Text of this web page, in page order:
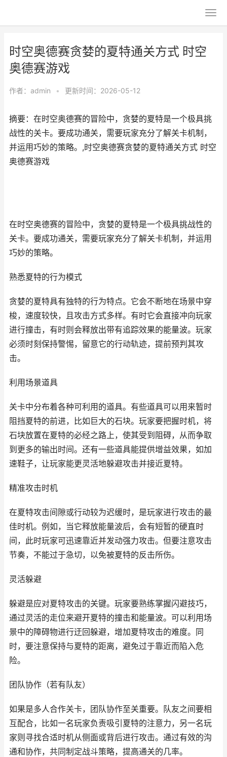
时空奥德赛贪婪的夏特通关方式 时空
奥德赛游戏
作者： admin • 更新时间：2026-05-12
摘要：在时空奥德赛的冒险中，贪婪的夏特是一个极具挑
战性的关卡。要成功通关，需要玩家充分了解关卡机制，
并运用巧妙的策略。,时空奥德赛贪婪的夏特通关方式 时空
奥德赛游戏
在时空奥德赛的冒险中，贪婪的夏特是一个极具挑战性的
关卡。要成功通关，需要玩家充分了解关卡机制，并运用
巧妙的策略。
熟悉夏特的行为模式
贪婪的夏特具有独特的行为特点。它会不断地在场景中穿
梭，速度较快，且攻击方式多样。有时它会直接冲向玩家
进行撞击，有时则会释放出带有追踪效果的能量波。玩家
必须时刻保持警惕，留意它的行动轨迹，提前预判其攻
击。
利用场景道具
关卡中分布着各种可利用的道具。有些道具可以用来暂时
阻挡夏特的前进，比如巨大的石块。玩家要把握时机，将
石块放置在夏特的必经之路上，使其受到阻碍，从而争取
到更多的输出时间。还有一些道具能提供增益效果，如加
速鞋子，让玩家能更灵活地躲避攻击并接近夏特。
精准攻击时机
在夏特攻击间隙或行动较为迟缓时，是玩家进行攻击的最
佳时机。例如，当它释放能量波后，会有短暂的硬直时
间，此时玩家可迅速靠近并发动强力攻击。但要注意攻击
节奏，不能过于急切，以免被夏特的反击所伤。
灵活躲避
躲避是应对夏特攻击的关键。玩家要熟练掌握闪避技巧，
通过灵活的走位来避开夏特的撞击和能量波。可以利用场
景中的障碍物进行迂回躲避，增加夏特攻击的难度。同
时，要注意保持与夏特的距离，避免过于靠近而陷入危
险。
团队协作（若有队友）
如果是多人合作关卡，团队协作至关重要。队友之间要相
互配合，比如一名玩家负责吸引夏特的注意力，另一名玩
家则寻找合适时机从侧面或背后进行攻击。通过有效的沟
通和协作，共同制定战斗策略，提高通关的几率。